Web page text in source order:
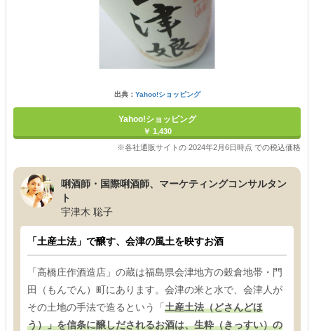
出典： Yahoo!ショッピング
Yahoo!ショッピング
￥ 1,430
※各社通販サイトの 2024年2月6日時点 での税込価格
唎酒師・国際唎酒師、マーケティングコンサルタン
ト
宇津木 聡子
「土産土法」で醸す、会津の風土を映すお酒
「高橋庄作酒造店」の蔵は福島県会津地方の穀倉地帯・門
田（もんでん）町にあります。会津の米と水で、会津人が
その土地の手法で造るという「土産土法（どさんどほ
う）」を信条に醸しだされるお酒は、生粋（きっすい）の